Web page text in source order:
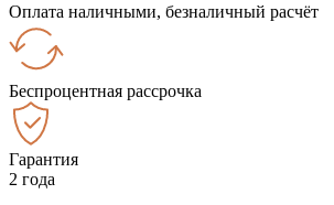
Оплата наличными, безналичный расчёт
Беспроцентная рассрочка
Гарантия
2 года